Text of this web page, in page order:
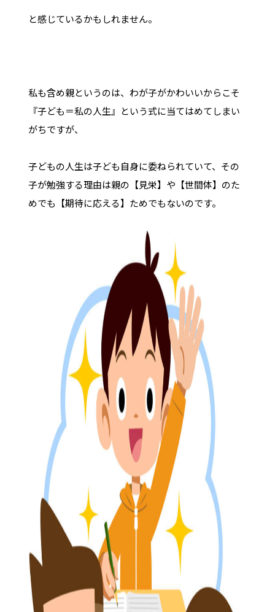
と感じているかもしれません。
私も含め親というのは、わが子がかわいいからこそ
『子ども＝私の人生』という式に当てはめてしまい
がちですが、
子どもの人生は子ども自身に委ねられていて、その
子が勉強する理由は親の【見栄】や【世間体】のた
めでも【期待に応える】ためでもないのです。